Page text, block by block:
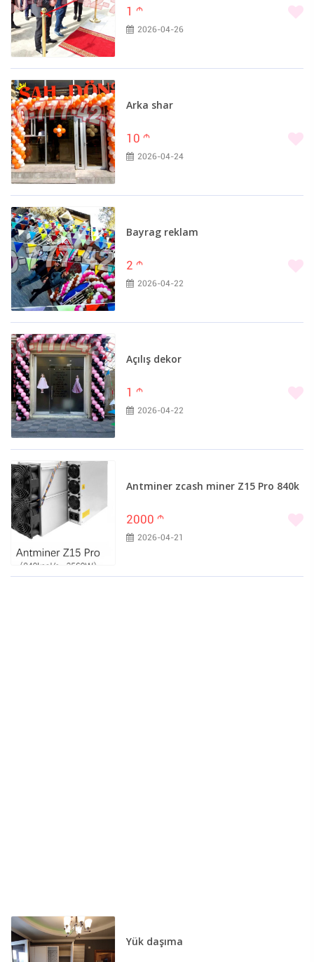
1 m
2026-04-26
Arka shar
10 m
2026-04-24
Bayrag reklam
2 m
2026-04-22
Açılış dekor
1 m
2026-04-22
Antminer zcash miner Z15 Pro 840k
2000 m
2026-04-21
Yük daşıma